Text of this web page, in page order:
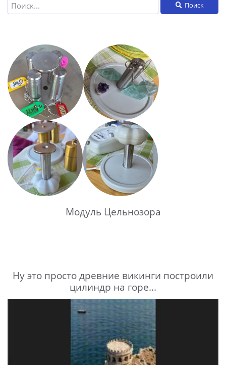
Поиск
Модуль Цельнозора
Ну это просто древние викинги построили
цилиндр на горе...